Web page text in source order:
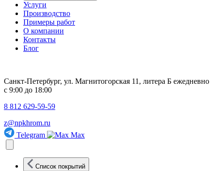
Услуги
Производство
Примеры работ
О компании
Контакты
Блог
Санкт-Петербург, ул. Магнитогорская 11, литера Б ежедневно
с 9:00 до 18:00
8 812 629-59-59
z@npkhrom.ru
Telegram
Max
Список покрытий